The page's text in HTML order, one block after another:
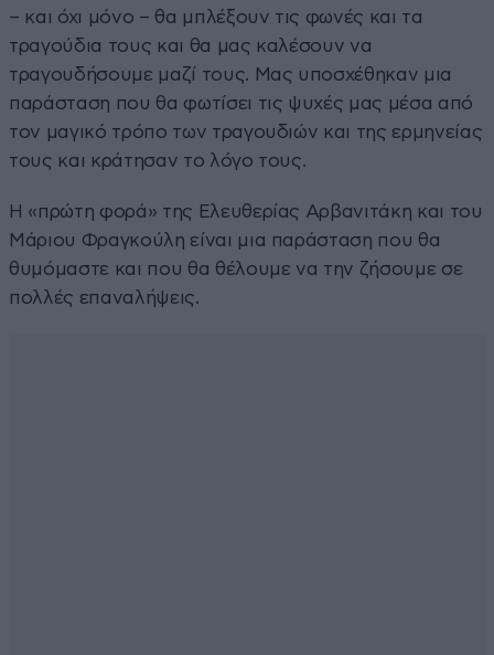
– και όχι μόνο – θα μπλέξουν τις φωνές και τα
τραγούδια τους και θα μας καλέσουν να
τραγουδήσουμε μαζί τους. Μας υποσχέθηκαν μια
παράσταση που θα φωτίσει τις ψυχές μας μέσα από
τον μαγικό τρόπο των τραγουδιών και της ερμηνείας
τους και κράτησαν το λόγο τους.
Η «πρώτη φορά» της Ελευθερίας Αρβανιτάκη και του
Μάριου Φραγκούλη είναι μια παράσταση που θα
θυμόμαστε και που θα θέλουμε να την ζήσουμε σε
πολλές επαναλήψεις.